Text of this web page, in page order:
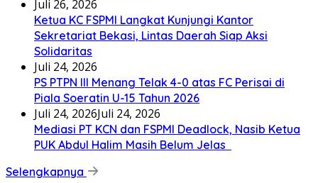
Juli 26, 2026
Ketua KC FSPMI Langkat Kunjungi Kantor
Sekretariat Bekasi, Lintas Daerah Siap Aksi
Solidaritas
Juli 24, 2026
PS PTPN III Menang Telak 4-0 atas FC Perisai di
Piala Soeratin U-15 Tahun 2026
Juli 24, 2026Juli 24, 2026
Mediasi PT KCN dan FSPMI Deadlock, Nasib Ketua
PUK Abdul Halim Masih Belum Jelas
Selengkapnya